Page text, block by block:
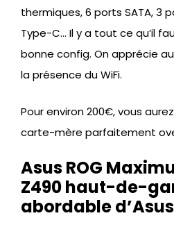
thermiques, 6 ports SATA, 3
Type-C… Il y a tout ce qu’il
bonne config. On apprécie
la présence du WiFi.
Pour environ 200€, vous
carte-mère parfaitement
Asus ROG
Z490 haut-de-
abordable d’Asus